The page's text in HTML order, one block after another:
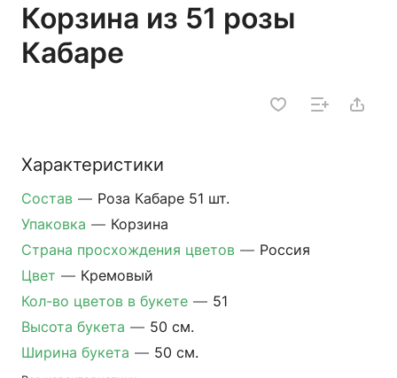
Корзина из 51 розы
Кабаре
Характеристики
Состав — Роза Кабаре 51 шт.
Упаковка — Корзина
Страна просхождения цветов — Россия
Цвет — Кремовый
Кол-во цветов в букете — 51
Высота букета — 50 см.
Ширина букета — 50 см.